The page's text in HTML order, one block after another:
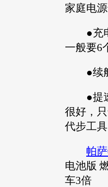
家庭电
●充电
一般要6
●续
●提速
很好，
代步工具
帕
电池版
车3倍